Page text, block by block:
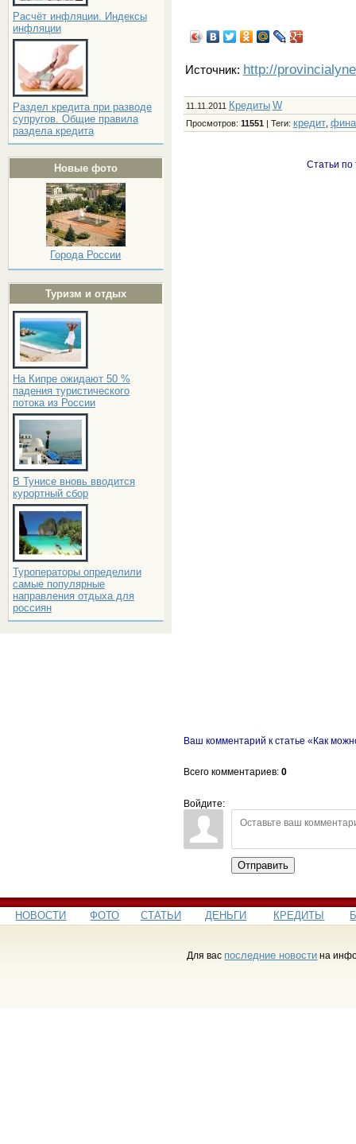
Расчёт инфляции. Индексы
инфляции
Раздел кредита при разводе
супругов. Общие правила
раздела кредита
Новые фото
Города России
Туризм и отдых
На Кипре ожидают 50 %
падения туристического
потока из России
В Тунисе вновь вводится
курортный сбор
Туроператоры определили
самые популярные
направления отдыха для
россиян
Источник: http://
11.11.2011 Кредиты W
Просмотров: 11551| Теги: кредит,
Статьи
Ваш комментарий к статье «Как
Всего комментариев: 0
Войдите:
Отправить
НОВОСТИ ФОТО СТАТЬИ ДЕНЬГИ КРЕДИТЫ
Для вас последние новости на